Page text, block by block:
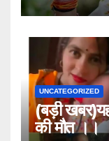
UNCATEGORIZED
(बड़ी
की मौत ।।